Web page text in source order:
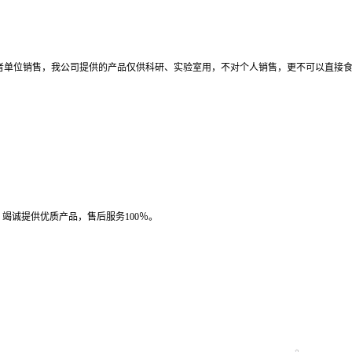
位销售，我公司提供的产品仅供科研、实验室用，不对个人销售，更不可以直接
诚提供优质产品，售后服务100％。